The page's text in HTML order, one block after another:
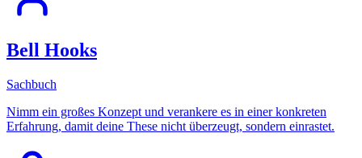
Bell Hooks
Sachbuch
Nimm ein großes Konzept und verankere es in einer konkreten
Erfahrung, damit deine These nicht überzeugt, sondern einrastet.